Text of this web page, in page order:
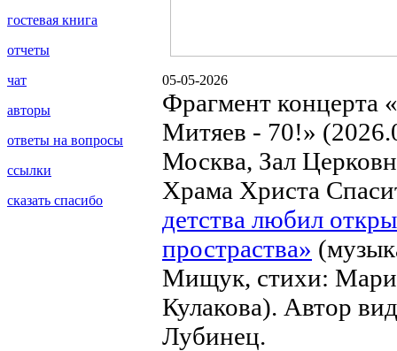
гостевая книга
отчеты
чат
авторы
ответы на вопросы
ссылки
сказать спасибо
05-05-2026
Фрагмент концерта
Митяев - 70!»
Москва, Зал
Храма Христа
детства любил
простраства»
Мищук, стихи:
Кулакова). Автор
Лубинец.